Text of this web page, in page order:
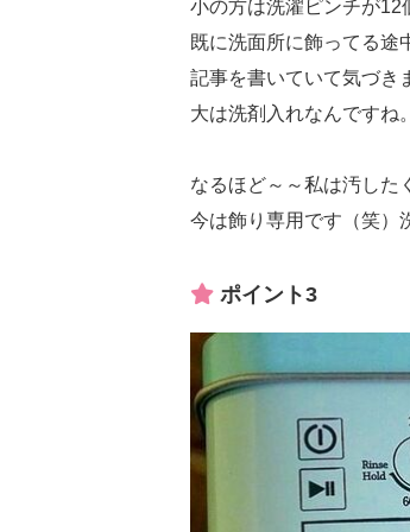
小の方は洗濯ピンチが12
既に洗面所に飾ってる途
記事を書いていて気づき
大は洗剤入れなんですね。
なるほど～～私は汚した
今は飾り専用です（笑）
ポイント3